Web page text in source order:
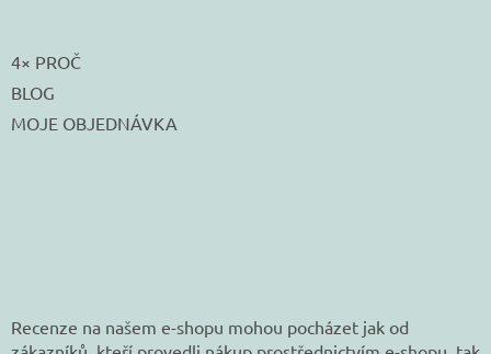
4× PROČ
BLOG
MOJE OBJEDNÁVKA
Recenze na našem e-shopu mohou pocházet jak od